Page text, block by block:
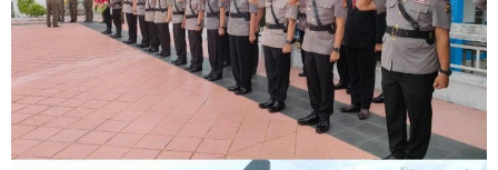
Kepulauan Meranti Borong Tiga Prestasi di ADUJAK GenRe Riau
2026, Duta Putra Raih Juara Pertama
Bupati Asmar Buka Peluang Kolaborasi Meranti–Melaka di